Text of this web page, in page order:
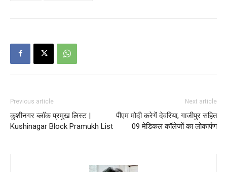
Previous article
कुशीनगर ब्लॉक प्रमुख लिस्ट |
Kushinagar Block Pramukh List
Next article
पीएम मोदी करेगें देवरिया, गाजीपुर सहित
09 मेडिकल कॉलेजों का लोकार्पण